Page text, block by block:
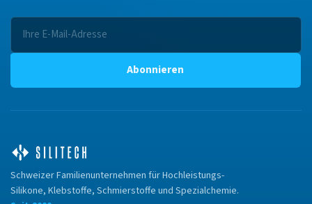
Abonnieren
Schweizer Familienunternehmen für Hochleistungs-
Silikone, Klebstoffe, Schmierstoffe und Spezialchemie.